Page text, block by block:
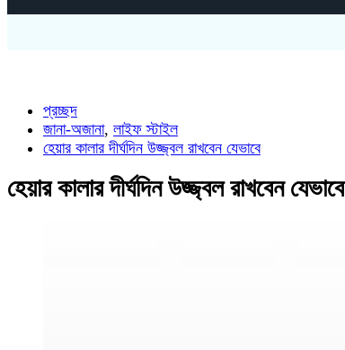
প্রচ্ছদ
জানা-অজানা, লাইফ স্টাইল
হেয়ার কালার দীর্ঘদিন উজ্জ্বল রাখবেন যেভাবে
হেয়ার কালার দীর্ঘদিন উজ্জ্বল রাখবেন যেভাবে